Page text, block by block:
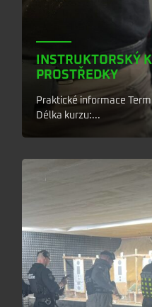
INSTRUKTORSKÝ
PROSTŘEDKY
Praktické informace
Délka kurzu:...